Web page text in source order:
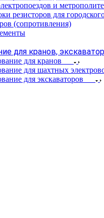
и
резисторов для
(сопротивления)
для кранов,
для кранов
для шахтных
для экскаваторов